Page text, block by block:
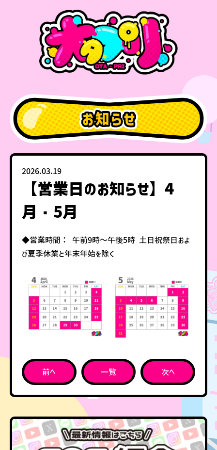
2026.03.19
【営業日のお知らせ】4
月・5月
◆営業時間： 午前9時～午後5時 土日祝祭日およ
び夏季休業と年末年始を除く
前へ 一覧 次へ